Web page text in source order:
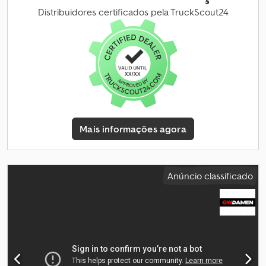
partículas, programa eletrónico de estabilidade (ESP), Altura da
cuba: 106 cm Informações adicionais: * Capacidade útil: 11.571 kg *
Altura: 3.890 mm * Largura: 2.550 mm * Comprimento: 6.000 mm *
Tipo | Primeiro eixo: Michelin R * Tamanho do pneu | Primeiro eixo:
315/70 R22.5 * Profundidade do piso interno esquerdo | Primeiro
eixo: 60% * Profundidade do piso interno direito | Primeiro eixo:
60% * Carga máxima | Primeiro eixo: 7.500 kg * Tipo | Segundo
eixo: Michelin R * Tamanho do pneu | Segundo eixo: 315/60 R22.5 *
Profundidade do piso externo esquerdo | Segundo eixo: 40% *
Profundidade do piso interno esquerdo | Segundo eixo: 40% *
Profundidade do piso externo direito | Segundo eixo: 40% *
Profundidade do piso interno direito | Segundo eixo: 40% * Carga
Dcjdpfx Abjziuf Djxok * Cabine: Sim * Posição | Primeiro eixo:
eixo: Freios a disco * Suspensão | Primeiro eixo: Suspensão
pneumática * Direcional | Primeiro eixo: Sim * Posição | Segundo
Suspensão pneumática * Redução | Segundo eixo: Redução
simples * Rodas duplas | Segundo eixo: Sim * Tração | Segundo
Distribuidores certificados pela TruckScout24
Mais informações agora
Anúncio classificado